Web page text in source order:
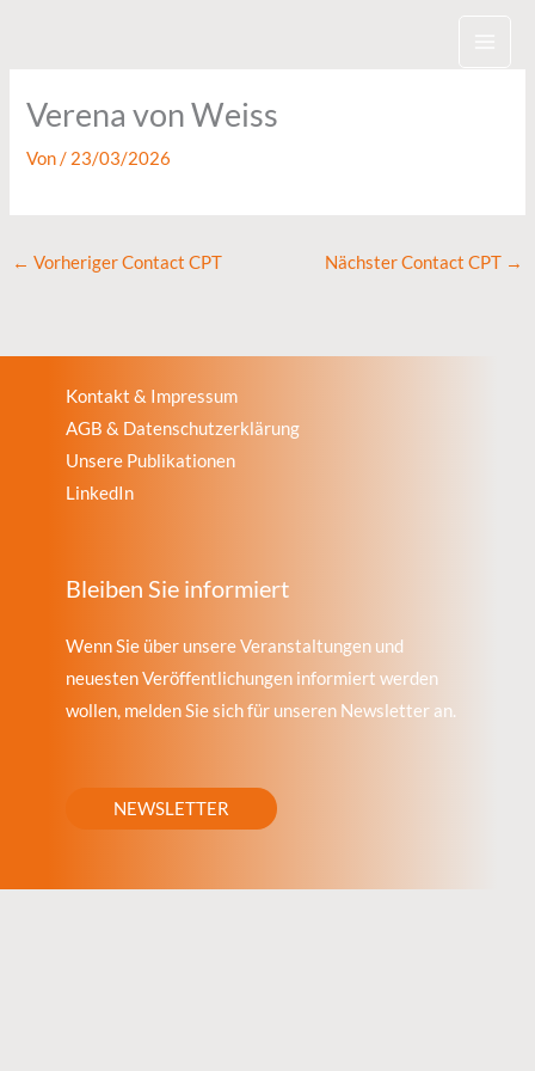
Verena von Weiss
Von/ 23/03/2026
← Vorheriger Contact CPT Nächster Contact CPT →
Kontakt & Impressum
AGB & Datenschutzerklärung
Unsere Publikationen
LinkedIn
Bleiben Sie informiert
Wenn Sie über unsere Veranstaltungen und
neuesten Veröffentlichungen informiert werden
wollen, melden Sie sich für unseren Newsletter an.
NEWSLETTER